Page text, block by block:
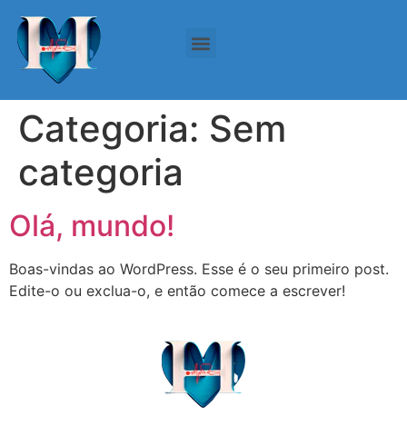
Categoria: Sem
categoria
Olá, mundo!
Boas-vindas ao WordPress. Esse é o seu primeiro post.
Edite-o ou exclua-o, e então comece a escrever!